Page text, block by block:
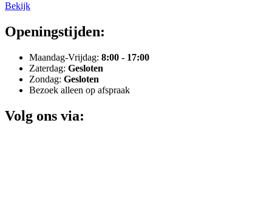
Bekijk
Openingstijden:
Maandag-Vrijdag: 8:00 - 17:00
Zaterdag: Gesloten
Zondag: Gesloten
Bezoek alleen op afspraak
Volg ons via: